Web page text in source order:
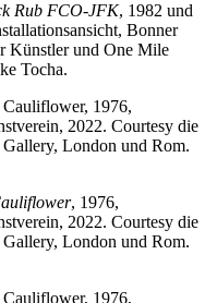
Rub FCO-JFK, 1982 und
Bonner
Künstler und One Mile
Tocha.
, 1976,
2022. Courtesy die
London und Rom.